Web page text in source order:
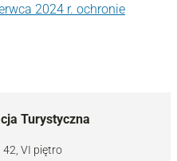
2024 r. ochronie
Turystyczna
42, VI piętro